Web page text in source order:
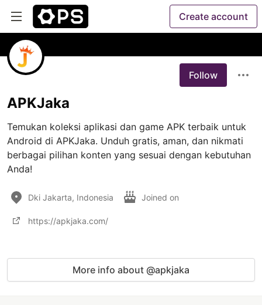
Create account
Follow
APKJaka
Temukan koleksi aplikasi dan game APK terbaik untuk
Android di APKJaka. Unduh gratis, aman, dan nikmati
berbagai pilihan konten yang sesuai dengan kebutuhan
Anda!
Dki Jakarta, Indonesia Joined on
https://apkjaka.com/
More info about @apkjaka